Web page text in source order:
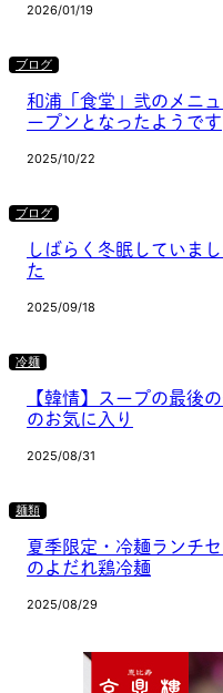
2026/01/19
ブログ
和浦「食堂」弐のメニ
ープンとなったようです
2025/10/22
ブログ
しばらく冬眠していま
た
2025/09/18
冷麺
【韓情】スープの最後
のお気に入り
2025/08/31
麺類
夏季限定・冷麺ランチ
のよだれ鶏冷麺
2025/08/29